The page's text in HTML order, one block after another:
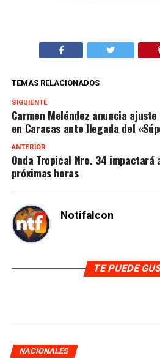
TEMAS RELACIONADOS
SIGUIENTE
Carmen Meléndez anuncia
en Caracas ante llegada del
ANTERIOR
Onda Tropical Nro. 34 impactará
próximas horas
Notifalcon
TE PUEDE
NACIONALES